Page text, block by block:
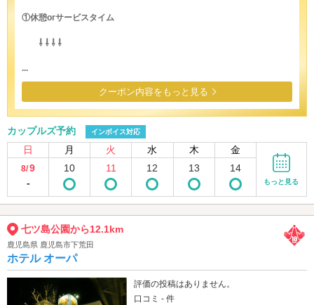
①休憩orサービスタイム
⇩ ⇩ ⇩ ⇩
...
クーポン内容をもっと見る
カップルズ予約 インボイス対応
日 月 火 水 木 金
8/9
-
10 11 12 13 14
もっと見る
七ツ島公園から12.1km
鹿児島県 鹿児島市下荒田
ホテル オーパ
評価の投稿はありません。
口コミ - 件